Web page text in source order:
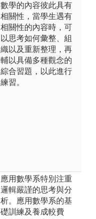
數學的內容彼此具有
相關性，當學生遇有
相關性的內容時，可
以思考如何彙整、組
織以及重新整理，再
輔以具備多種觀念的
綜合習題，以此進行
練習。
應用數學系特別注重
邏輯嚴謹的思考與分
析。應用數學系的基
礎訓練及養成較費